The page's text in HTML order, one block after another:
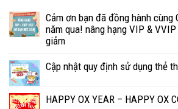
Cảm ơn bạn đã đồng hành cùng
năm qua! nâng hạng VIP &
giảm
Cập nhật quy định sử dụng thẻ
HAPPY OX YEAR – HAPPY OX